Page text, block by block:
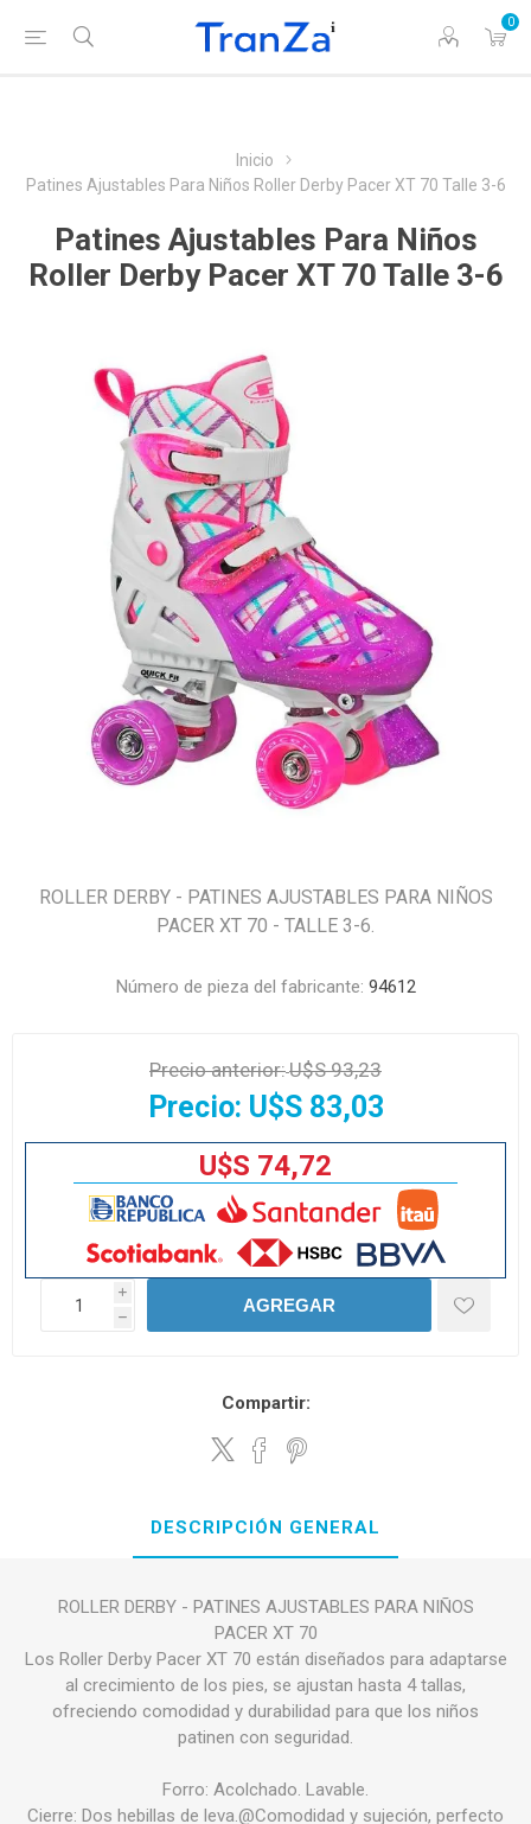
0
Inicio
Patines Ajustables Para Niños Roller Derby Pacer XT 70 Talle 3-6
Patines Ajustables Para Niños
Roller Derby Pacer XT 70 Talle 3-6
ROLLER DERBY - PATINES AJUSTABLES PARA NIÑOS
PACER XT 70 - TALLE 3-6.
Número de pieza del fabricante: 94612
Precio anterior:U$S 93,23
Precio: U$S 83,03
U$S 74,72
i
h
AGREGAR
Compartir:
DESCRIPCIÓN GENERAL
ROLLER DERBY - PATINES AJUSTABLES PARA NIÑOS
PACER XT 70
Los Roller Derby Pacer XT 70 están diseñados para adaptarse
al crecimiento de los pies, se ajustan hasta 4 tallas,
ofreciendo comodidad y durabilidad para que los niños
patinen con seguridad.
Forro: Acolchado. Lavable.
Cierre: Dos hebillas de leva.@Comodidad y sujeción, perfecto